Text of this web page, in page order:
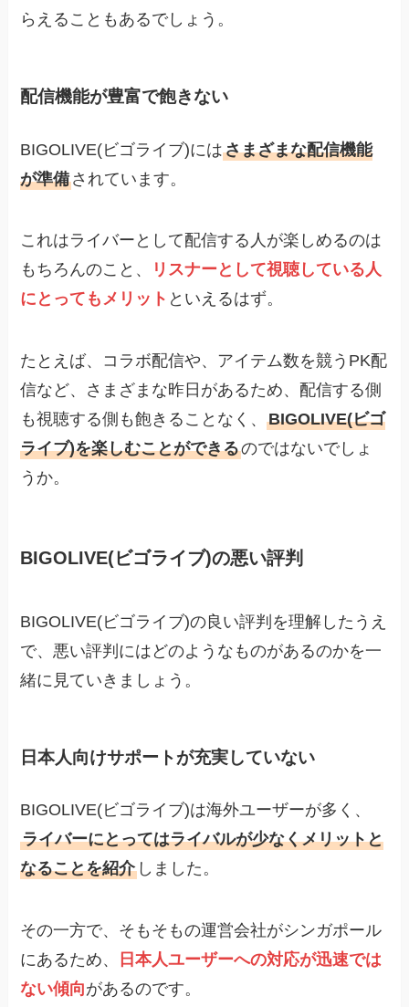
らえることもあるでしょう。
配信機能が豊富で飽きない
BIGOLIVE(ビゴライブ)にはさまざまな配信機能
が準備されています。
これはライバーとして配信する人が楽しめるのは
もちろんのこと、
リスナーとして視聴している人
にとってもメリット といえるはず。
たとえば、コラボ配信や、アイテム数を競うPK配
信など、さまざまな昨日があるため、配信する側
も視聴する側も飽きることなく、BIGOLIVE(ビゴ
ライブ)を楽しむことができるのではないでしょ
うか。
BIGOLIVE(ビゴライブ)の悪い評判
BIGOLIVE(ビゴライブ)の良い評判を理解したうえ
で、悪い評判にはどのようなものがあるのかを一
緒に見ていきましょう。
日本人向けサポートが充実していない
BIGOLIVE(ビゴライブ)は海外ユーザーが多く、
ライバーにとってはライバルが少なくメリットと
なることを紹介 しました。
その一方で、そもそもの運営会社がシンガポール
にあるため、
日本人ユーザーへの対応が迅速では
ない傾向があるのです。